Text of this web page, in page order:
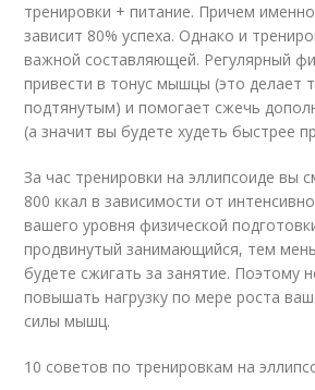
тренировки + питание. Причем
зависит 80% успеха. Однако и
важной составляющей. Регулярный
привести в тонус мышцы (это делает
подтянутым) и помогает сжечь
(а значит вы будете худеть быстрее
За час тренировки на эллипсоиде вы
800 ккал в зависимости от
вашего уровня физической
продвинутый занимающийся, тем
будете сжигать за занятие. Поэтому
повышать нагрузку по мере роста
силы мышц.
10 советов по тренировкам на